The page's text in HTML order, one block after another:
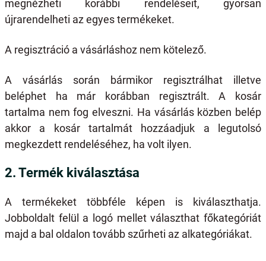
megnézheti korábbi rendeléseit, gyorsan
újrarendelheti az egyes termékeket.
A regisztráció a vásárláshoz nem kötelező.
A vásárlás során bármikor regisztrálhat illetve
beléphet ha már korábban regisztrált. A kosár
tartalma nem fog elveszni. Ha vásárlás közben belép
akkor a kosár tartalmát hozzáadjuk a legutolsó
megkezdett rendeléséhez, ha volt ilyen.
2. Termék kiválasztása
A termékeket többféle képen is kiválaszthatja.
Jobboldalt felül a logó mellet választhat főkategóriát
majd a bal oldalon tovább szűrheti az alkategóriákat.